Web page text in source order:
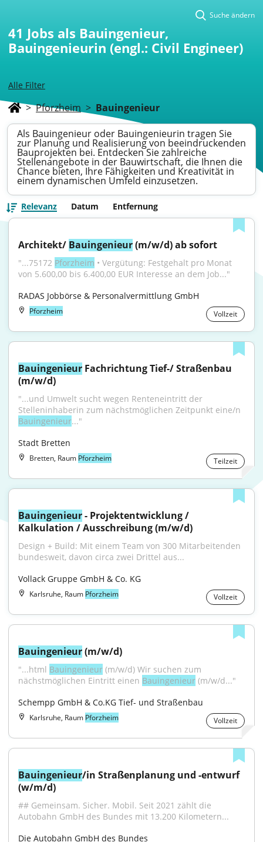
Alle Filter
Suche ändern
41 Jobs als Bauingenieur,
Bauingenieurin (engl.: Civil Engineer)
> Pforzheim > Bauingenieur
Als Bauingenieur oder Bauingenieurin tragen Sie
zur Planung und Realisierung von beeindruckenden
Bauprojekten bei. Entdecken Sie zahlreiche
Stellenangebote in der Bauwirtschaft, die Ihnen die
Chance bieten, Ihre Fähigkeiten und Kreativität in
einem dynamischen Umfeld einzusetzen.
Relevanz Datum Entfernung
Architekt/ Bauingenieur (m/w/d) ab sofort
"...75172 Pforzheim • Vergütung: Festgehalt pro Monat
von 5.600,00 bis 6.400,00 EUR Interesse an dem Job..."
RADAS Jobbörse & Personalvermittlung GmbH
Pforzheim Vollzeit
Bauingenieur Fachrichtung Tief-/ Straßenbau
(m/w/d)
"...und Umwelt sucht wegen Renteneintritt der
Bauingenieur..."
Stadt Bretten
Bretten, Raum Pforzheim Teilzeit
Bauingenieur - Projektentwicklung /
Kalkulation / Ausschreibung (m/w/d)
Design + Build: Mit einem Team von 300 Mitarbeitenden
bundesweit, davon circa zwei Drittel aus...
Vollack Gruppe GmbH & Co. KG
Karlsruhe, Raum Pforzheim Vollzeit
Bauingenieur (m/w/d)
"...html Bauingenieur (m/w/d) Wir suchen zum
nächstmöglichen Eintritt einen Bauingenieur (m/w/d..."
Schempp GmbH & Co.KG Tief- und Straßenbau
Karlsruhe, Raum Pforzheim Vollzeit
Bauingenieur/in Straßenplanung und -entwurf
(w/m/d)
## Gemeinsam. Sicher. Mobil. Seit 2021 zählt die
Autobahn GmbH des Bundes mit 13.200 Kilometern...
Die Autobahn GmbH des Bundes